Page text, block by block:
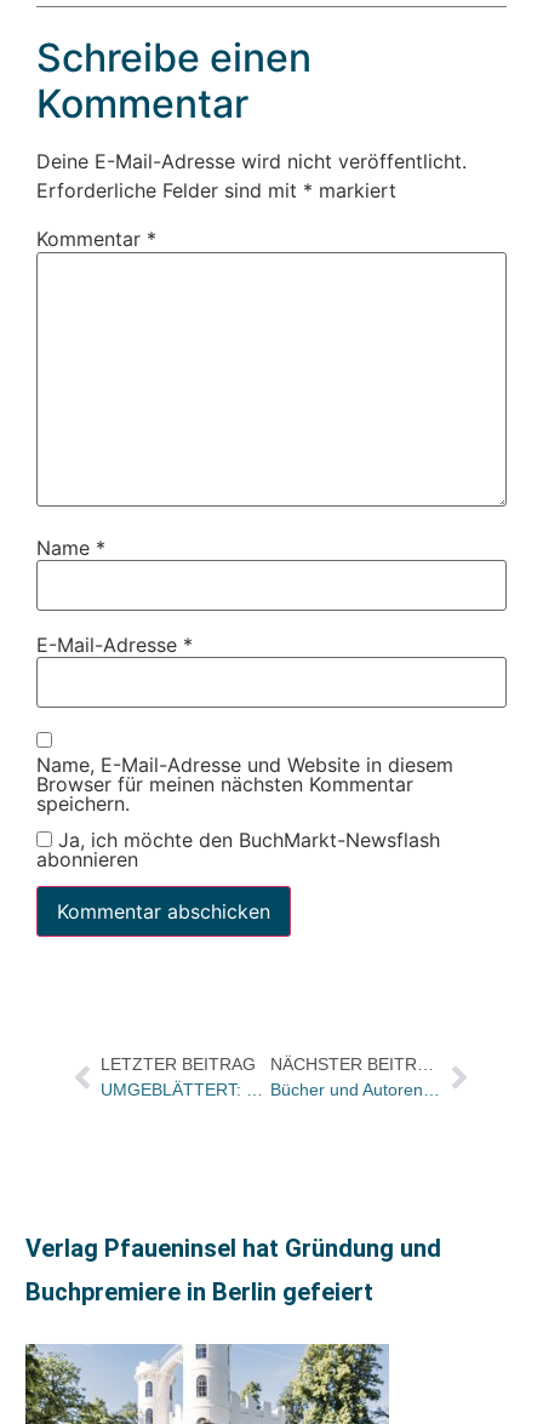
Schreibe einen
Kommentar
Deine E-Mail-Adresse wird nicht veröffentlicht.
Erforderliche Felder sind mit * markiert
Kommentar *
Name *
E-Mail-Adresse *
Name, E-Mail-Adresse und Website in diesem
Browser für meinen nächsten Kommentar
speichern.
Ja, ich möchte den BuchMarkt-Newsflash
abonnieren
LETZTER BEITRAG
Verlag Pfaueninsel hat Gründung und
Buchpremiere in Berlin gefeiert